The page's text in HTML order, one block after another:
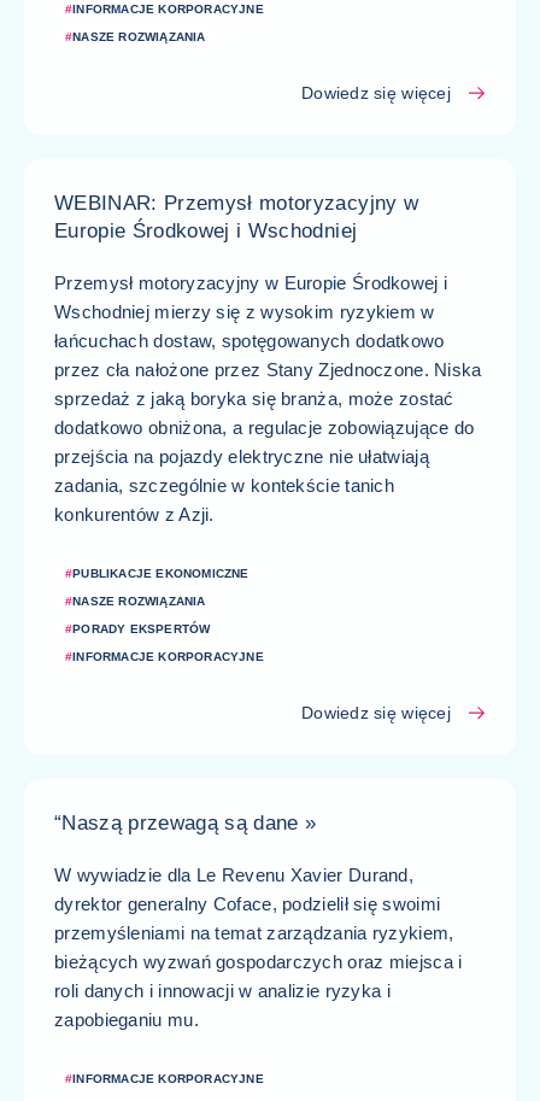
#INFORMACJE KORPORACYJNE
#NASZE ROZWIĄZANIA
Dowiedz się więcej
WEBINAR: Przemysł motoryzacyjny w
Europie Środkowej i Wschodniej
Przemysł motoryzacyjny w Europie Środkowej i
Wschodniej mierzy się z wysokim ryzykiem w
łańcuchach dostaw, spotęgowanych dodatkowo
przez cła nałożone przez Stany Zjednoczone. Niska
sprzedaż z jaką boryka się branża, może zostać
dodatkowo obniżona, a regulacje zobowiązujące do
przejścia na pojazdy elektryczne nie ułatwiają
zadania, szczególnie w kontekście tanich
konkurentów z Azji.
#PUBLIKACJE EKONOMICZNE
#NASZE ROZWIĄZANIA
#PORADY EKSPERTÓW
#INFORMACJE KORPORACYJNE
Dowiedz się więcej
“Naszą przewagą są dane »
W wywiadzie dla Le Revenu Xavier Durand,
dyrektor generalny Coface, podzielił się swoimi
przemyśleniami na temat zarządzania ryzykiem,
bieżących wyzwań gospodarczych oraz miejsca i
roli danych i innowacji w analizie ryzyka i
zapobieganiu mu.
#INFORMACJE KORPORACYJNE